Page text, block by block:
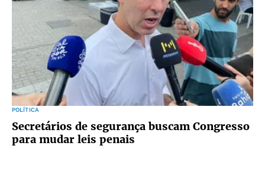
POLÍTICA
Secretários de segurança buscam Congresso
para mudar leis penais